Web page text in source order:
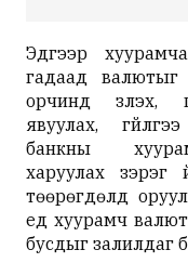
Эдгээр
гадаад
орчинд
явуулах,
банкны
харуулах зэрэг
төөрөгдөлд
үед хуурамч
бусдыг залилдаг